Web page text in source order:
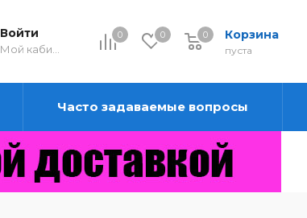
0 0 Корзина
0
пуста
0
Войти
Часто задаваемые вопросы